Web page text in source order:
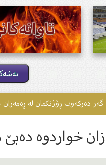
گەر دەرکەوت ڕۆژێکمان لە ڕەمەزان
خواردوە دەبێ